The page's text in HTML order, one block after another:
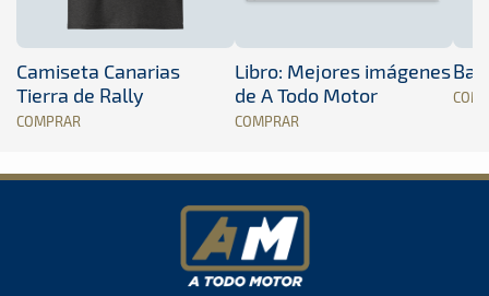
Camiseta Canarias
Tierra de Rally
COMPRAR
Libro: Mejores imágenes
de A Todo Motor
COMPRAR